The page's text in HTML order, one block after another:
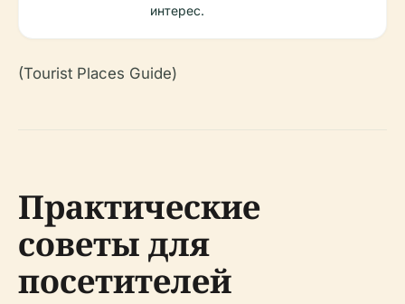
интерес.
(Tourist Places Guide)
Практические
советы для
посетителей